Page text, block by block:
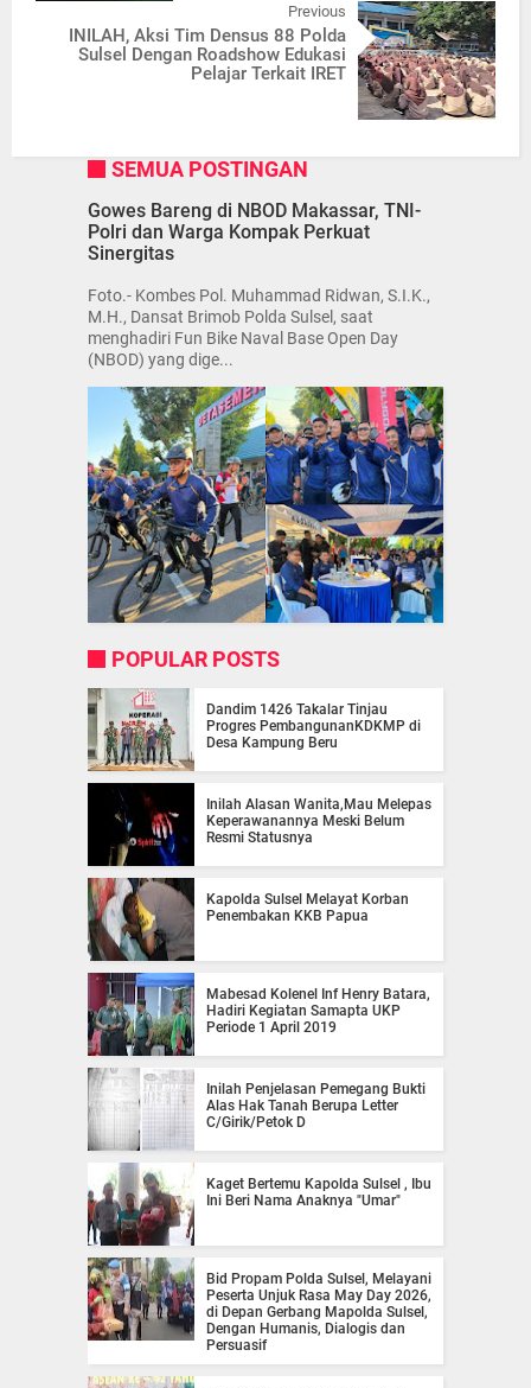
Previous
INILAH, Aksi Tim Densus 88 Polda
Sulsel Dengan Roadshow Edukasi
Pelajar Terkait IRET
SEMUA POSTINGAN
Gowes Bareng di NBOD Makassar, TNI-
Polri dan Warga Kompak Perkuat
Sinergitas
Foto.- Kombes Pol. Muhammad Ridwan, S.I.K.,
M.H., Dansat Brimob Polda Sulsel, saat
menghadiri Fun Bike Naval Base Open Day
(NBOD) yang dige...
POPULAR POSTS
Dandim 1426 Takalar Tinjau
Progres PembangunanKDKMP di
Desa Kampung Beru
Inilah Alasan Wanita,Mau Melepas
Keperawanannya Meski Belum
Resmi Statusnya
Kapolda Sulsel Melayat Korban
Penembakan KKB Papua
Mabesad Kolenel Inf Henry Batara,
Hadiri Kegiatan Samapta UKP
Periode 1 April 2019
Inilah Penjelasan Pemegang Bukti
Alas Hak Tanah Berupa Letter
C/Girik/Petok D
Kaget Bertemu Kapolda Sulsel , Ibu
Ini Beri Nama Anaknya "Umar"
Bid Propam Polda Sulsel, Melayani
Peserta Unjuk Rasa May Day 2026,
di Depan Gerbang Mapolda Sulsel,
Dengan Humanis, Dialogis dan
Persuasif